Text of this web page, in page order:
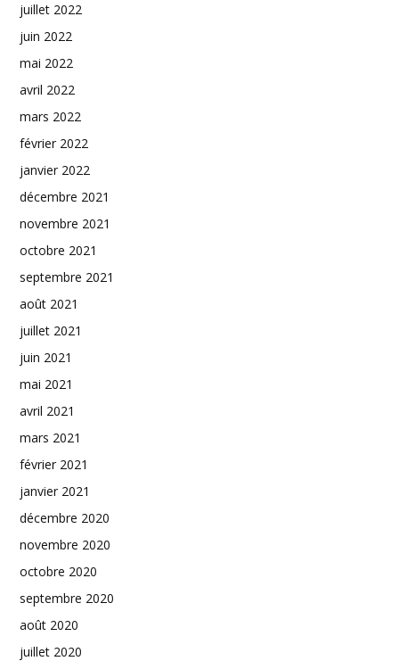
juillet 2022
juin 2022
mai 2022
avril 2022
mars 2022
février 2022
janvier 2022
décembre 2021
novembre 2021
octobre 2021
septembre 2021
août 2021
juillet 2021
juin 2021
mai 2021
avril 2021
mars 2021
février 2021
janvier 2021
décembre 2020
novembre 2020
octobre 2020
septembre 2020
août 2020
juillet 2020